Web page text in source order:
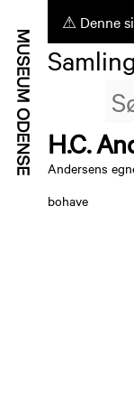
⚠ Denne
ufærdige
H.C.
Andersens
bohave